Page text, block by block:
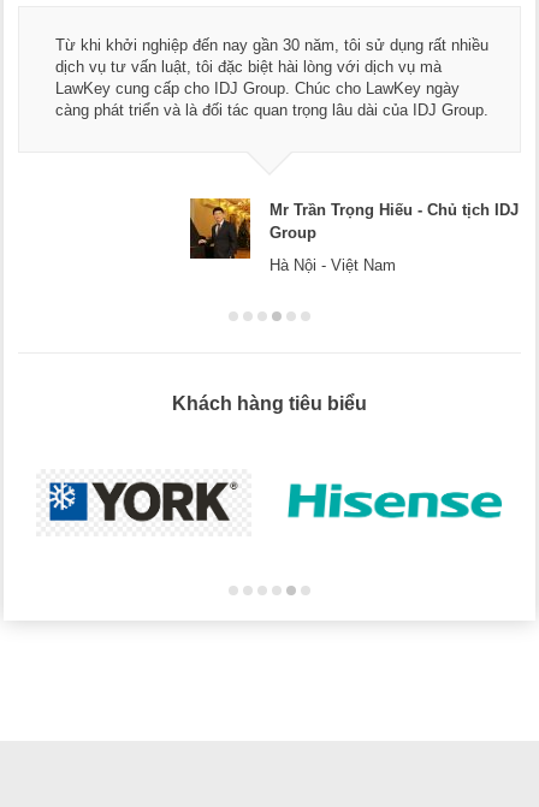
Từ khi khởi nghiệp đến nay gần 30 năm, tôi sử dụng rất nhiều
dịch vụ tư vấn luật, tôi đặc biệt hài lòng với dịch vụ mà
LawKey cung cấp cho IDJ Group. Chúc cho LawKey ngày
càng phát triển và là đối tác quan trọng lâu dài của IDJ Group.
Mr Trần Trọng Hiếu - Chủ tịch IDJ
Group
Hà Nội - Việt Nam
Khách hàng tiêu biểu